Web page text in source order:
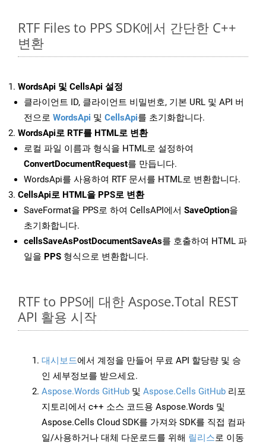
RTF Files to PPS SDK에서 간단한 C++
변환
WordsApi 및 CellsApi 설정
클라이언트 ID, 클라이언트 비밀번호, 기본 URL 및 API 버
전으로 WordsApi 및 CellsApi를 초기화합니다.
WordsApi로 RTF를 HTML로 변환
로컬 파일 이름과 형식을 HTML로 설정하여
ConvertDocumentRequest를 만듭니다.
WordsApi를 사용하여 RTF 문서를 HTML로 변환합니다.
CellsApi로 HTML을 PPS로 변환
SaveFormat을 PPS로 하여 CellsAPI에서 SaveOption을
초기화합니다.
cellsSaveAsPostDocumentSaveAs를 호출하여 HTML 파
일을 PPS 형식으로 변환합니다.
RTF to PPS에 대한 Aspose.Total REST
API 활용 시작
대시보드에서 계정을 만들어 무료 API 할당량 및 승
인 세부정보를 받으세요.
Aspose.Words GitHub 및 Aspose.Cells GitHub 리포
지토리에서 c++ 소스 코드용 Aspose.Words 및
Aspose.Cells Cloud SDK를 가져와 SDK를 직접 컴파
일/사용하거나 대체 다운로드를 위해 릴리스로 이동